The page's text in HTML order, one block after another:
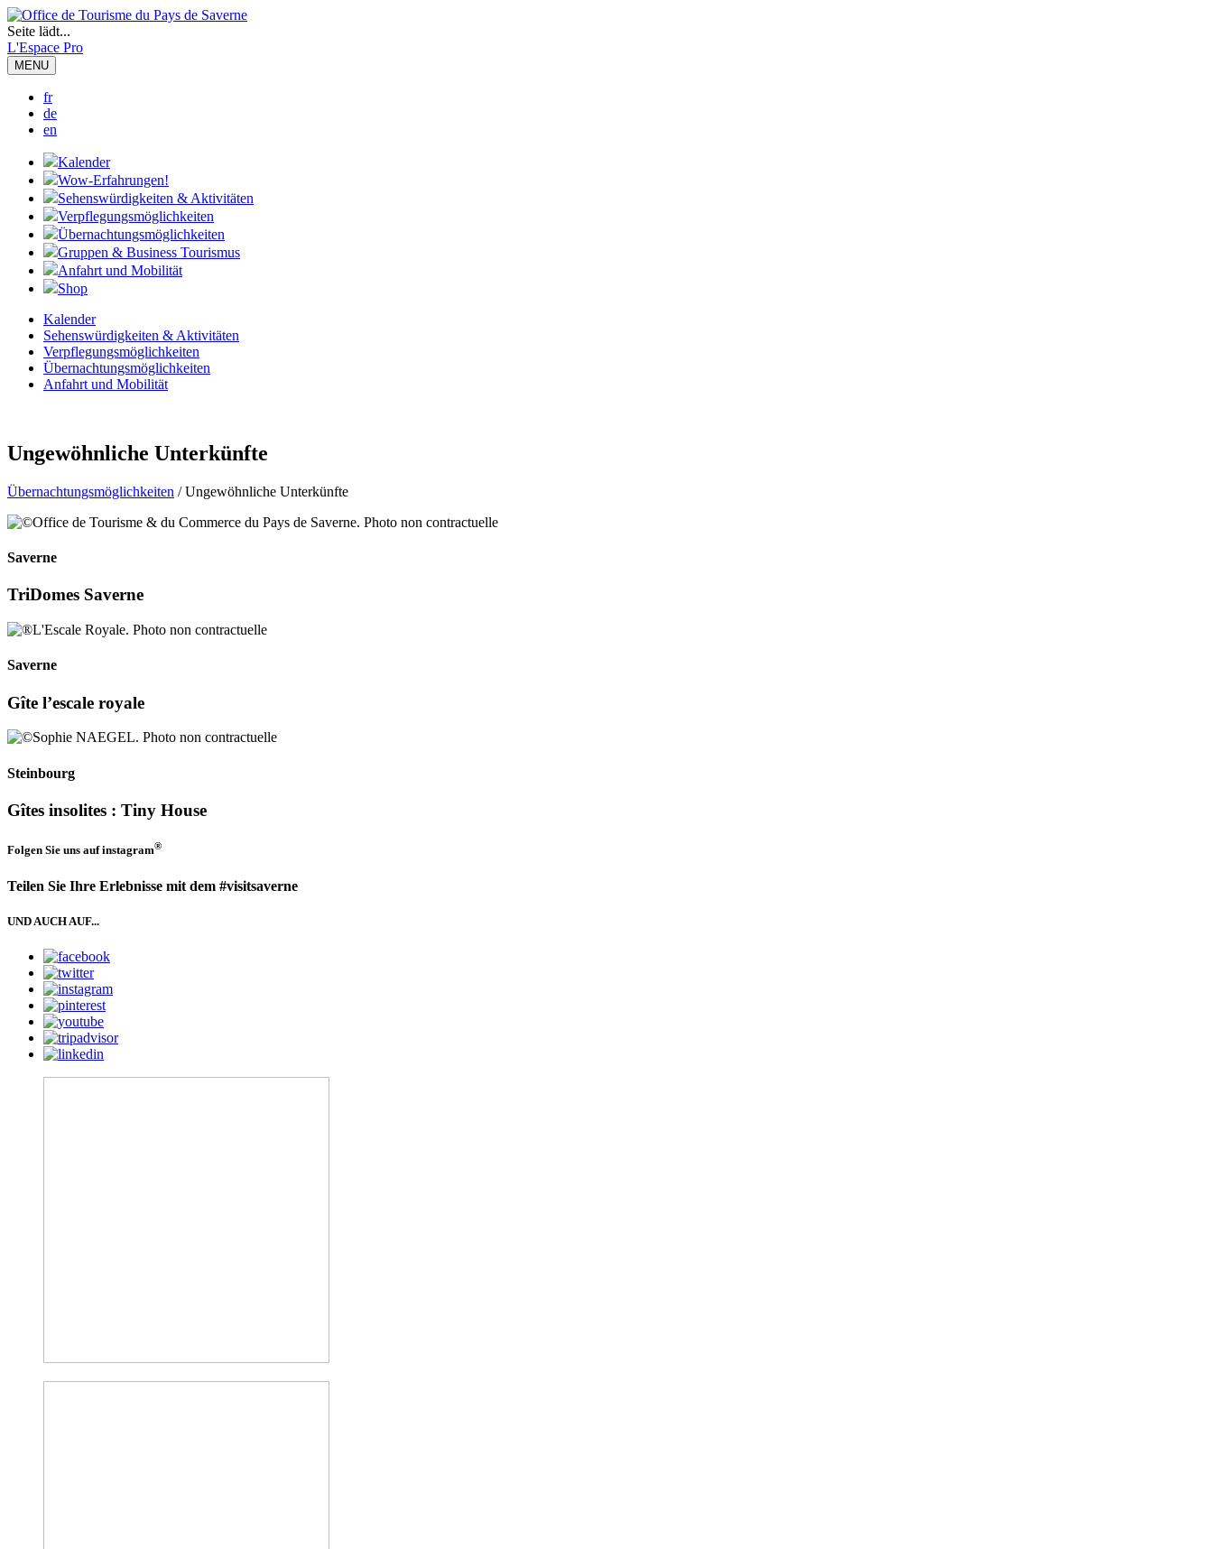
Seite lädt...
L'Espace Pro
MENU
fr
de
en
Kalender
Wow-Erfahrungen!
Sehenswürdigkeiten & Aktivitäten
Verpflegungsmöglichkeiten
Übernachtungsmöglichkeiten
Gruppen & Business Tourismus
Anfahrt und Mobilität
Shop
Kalender
Sehenswürdigkeiten & Aktivitäten
Verpflegungsmöglichkeiten
Übernachtungsmöglichkeiten
Anfahrt und Mobilität
Ungewöhnliche Unterkünfte
Übernachtungsmöglichkeiten / Ungewöhnliche Unterkünfte
Saverne
TriDomes Saverne
Saverne
Gîte l’escale royale
Steinbourg
Gîtes insolites : Tiny House
Folgen Sie uns aufinstagram®
Teilen Sie Ihre Erlebnisse mit dem #visitsaverne
UND AUCH AUF...